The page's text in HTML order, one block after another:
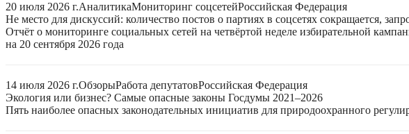
20 июля 2026 г.АналитикаМониторинг соцсетейРоссийская Федерация
Не место для дискуссий: количество постов о партиях в соцсетях сокращается,
Отчёт о мониторинге социальных сетей на четвёртой неделе избирательной
на 20 сентября 2026 года
14 июля 2026 г.ОбзорыРабота депутатовРоссийская Федерация
Экология или бизнес? Самые опасные законы Госдумы 2021–2026
Пять наиболее опасных законодательных инициатив для природоохранного